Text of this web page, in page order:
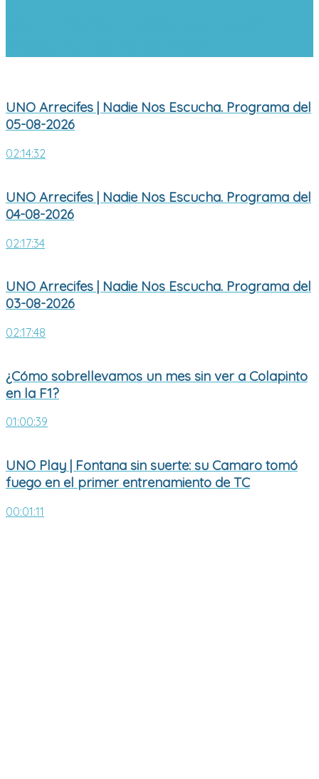
UNO Arrecifes | Nadie Nos Escucha. Programa del
05-08-2026
02:14:32
UNO Arrecifes | Nadie Nos Escucha. Programa del
04-08-2026
02:17:34
UNO Arrecifes | Nadie Nos Escucha. Programa del
03-08-2026
02:17:48
¿Cómo sobrellevamos un mes sin ver a Colapinto
en la F1?
01:00:39
UNO Play | Fontana sin suerte: su Camaro tomó
fuego en el primer entrenamiento de TC
00:01:11